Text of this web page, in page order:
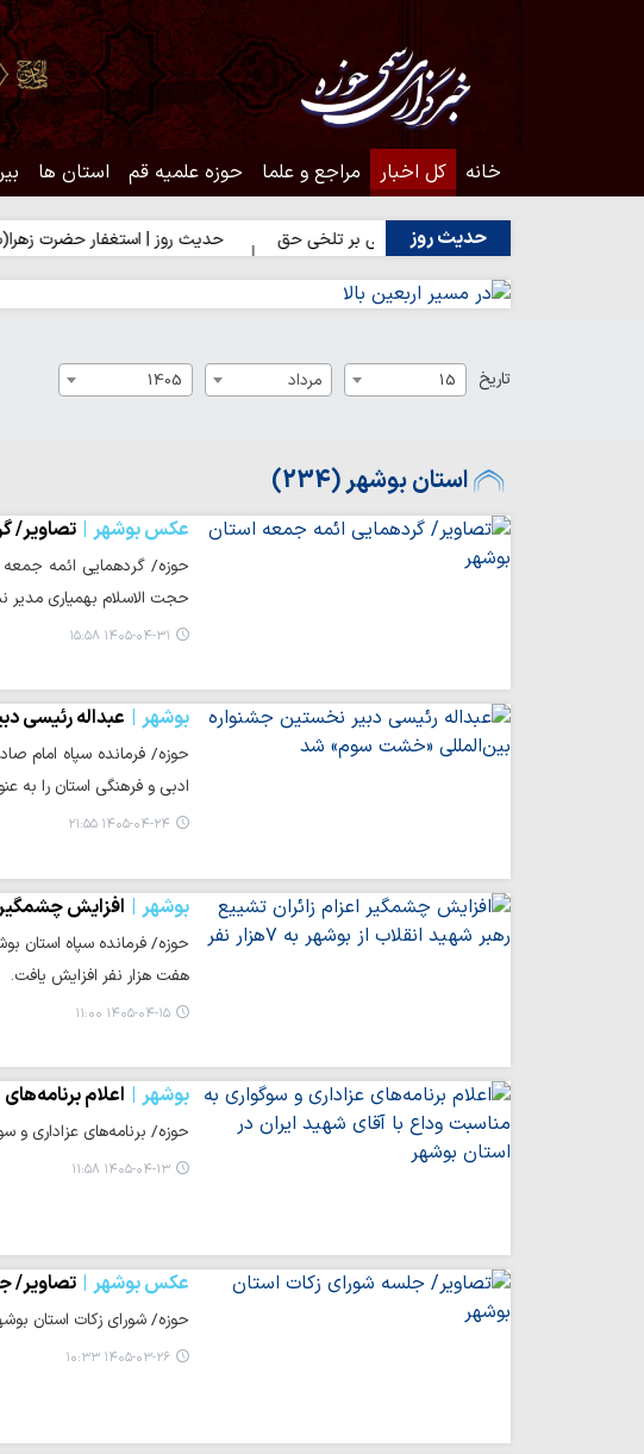
خانه کل اخبار مراجع و علما حوزه علمیه قم استان ها
حدیث روز
حدیث روز | شکیبایی بر تلخی حق حدیث روز | استغفار حضرت زهرا(س) برای
تاریخ 15 مرداد 1405
استان بوشهر (234)
عکس بوشهر تصاویر/
حوزه/ گردهمایی ائمه
حجت الاسلام بهمیاری مدیر
۱۴۰۵-۰۴-۳۱ ۱۵:۵۸
بوشهر عبداله رئیسی
حوزه/ فرمانده سپاه امام
ادبی و فرهنگی استان را به
۱۴۰۵-۰۴-۲۴ ۲۱:۵۵
بوشهر افزایش چشمگیر
هفت هزار نفر افزایش یافت.
۱۴۰۵-۰۴-۱۵ ۱۱:۰۰
بوشهر اعلام
حوزه/ برنامه‌های عزاداری و
۱۴۰۵-۰۴-۱۳ ۱۱:۵۸
عکس بوشهر تصاویر/
حوزه/ شورای زکات استان
۱۴۰۵-۰۳-۲۶ ۱۰:۳۳